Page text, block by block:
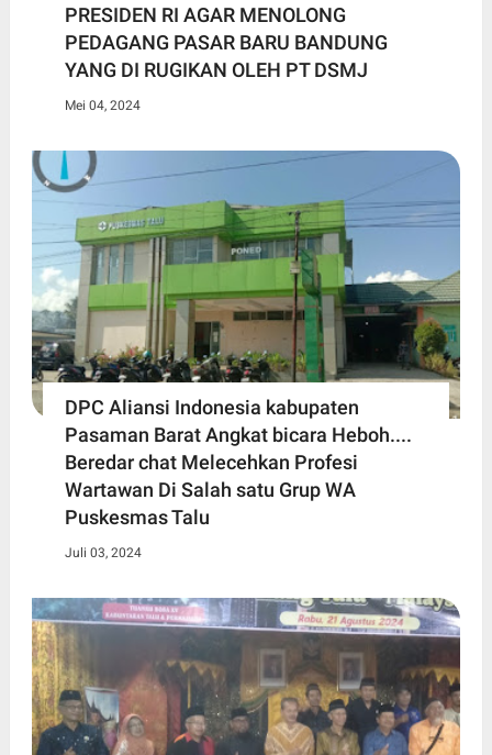
PRESIDEN RI AGAR MENOLONG
PEDAGANG PASAR BARU BANDUNG
YANG DI RUGIKAN OLEH PT DSMJ
Mei 04, 2024
DPC Aliansi Indonesia kabupaten
Pasaman Barat Angkat bicara Heboh....
Beredar chat Melecehkan Profesi
Wartawan Di Salah satu Grup WA
Puskesmas Talu
Juli 03, 2024